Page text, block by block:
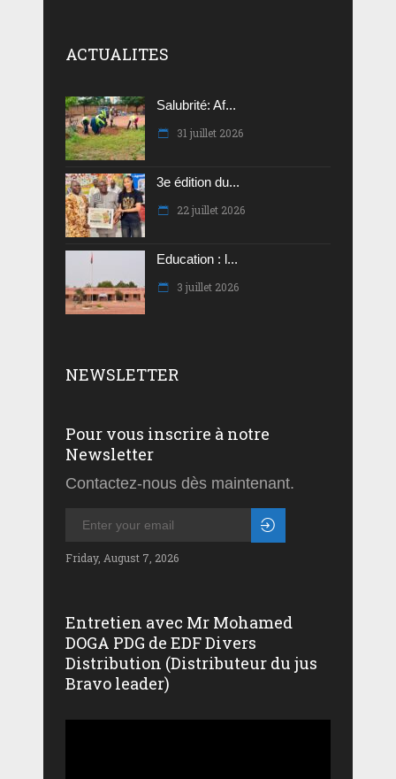
ACTUALITES
Salubrité: Af...
31 juillet 2026
3e édition du...
22 juillet 2026
Education : l...
3 juillet 2026
NEWSLETTER
Pour vous inscrire à notre
Newsletter
Contactez-nous dès maintenant.
Friday, August 7, 2026
Entretien avec Mr Mohamed
DOGA PDG de EDF Divers
Distribution (Distributeur du jus
Bravo leader)